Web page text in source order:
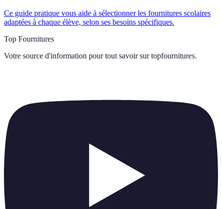
Ce guide pratique vous aide à sélectionner les fournitures scolaires
adaptées à chaque élève, selon ses besoins spécifiques.
Top Fournitures
Votre source d'information pour tout savoir sur topfournitures.